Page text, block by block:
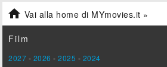
 Vai alla home di MYmovies.it »
Film
2027 - 2026 -2025 - 2024